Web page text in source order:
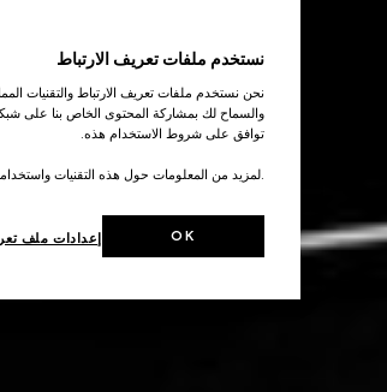
نستخدم ملفات تعريف الارتباط
نحن نستخدم ملفات تعريف الارتباط والتقنيات
والسماح لك بمشاركة المحتوى الخاص بنا على
توافق على شروط الاستخدام هذه.
.لمزيد من المعلومات حول هذه التقنيات
إعدادات ملف OK